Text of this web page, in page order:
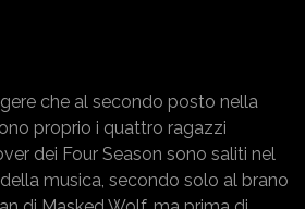
che al secondo posto nella
proprio i quattro ragazzi
dei Four Season sono saliti nel
musica, secondo solo al brano